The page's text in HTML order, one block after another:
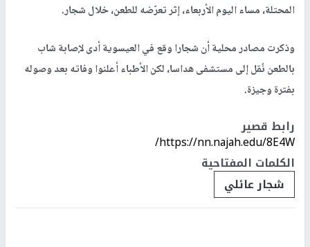
المحتلة، مساء اليوم الأربعاء، إثر تعرّضه للطعن، خلال شجار.
وذكرت مصادر محلية أن شجارا وقع في العيسوية أدى لإصابة شاب
بالطعن نُقل إلى مستشفى هداسا، لكن الأطباء أعلنوا وفاته بعد وصوله
بفترة وجيزة.
رابط قصير
https://nn.najah.edu/8E4W/
الكلمات المفتاحية
شجار عائلي